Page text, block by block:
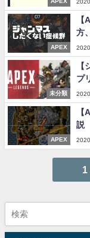
APEX
【
方
未分類
【
プ
APEX
【
説
1